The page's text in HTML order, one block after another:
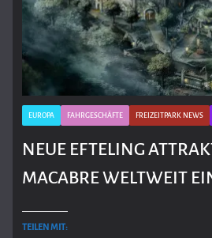
EUROPA FAHRGESCHÄFTE FREIZEITPARK NEWS
NEUE EFTELING
MACABRE WELTWEIT
TEILEN MIT: